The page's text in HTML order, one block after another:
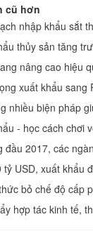
cũ hơn
nhập khẩu sắt
thủy sản tăng
nâng cao hiệu
xuất khẩu sang
nhiều biện pháp
- học cách chơi
đầu 2017, các
USD, xuất khẩu
bỏ chế độ cấp
hợp tác kinh tế,